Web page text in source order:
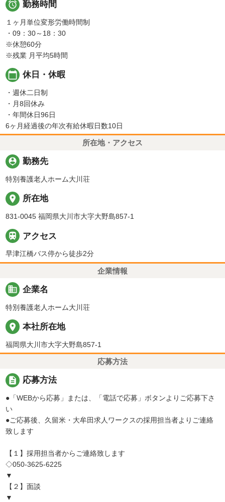
 勤務時間
１ヶ月単位変形労働時間制
・09：30～18：30
※休憩60分
※残業 月平均5時間
calendar_today 休日・休暇
・週休二日制
・月8回休み
・年間休日96日
6ヶ月経過後の年次有給休暇日数10日
所在地・アクセス
person_pin 勤務先
特別養護老人ホーム大川荘
place 所在地
831-0045 福岡県大川市大字大野島857-1
 アクセス
早津江橋バス停から徒歩2分
企業情報
business 企業名
特別養護老人ホーム大川荘
place 本社所在地
福岡県大川市大字大野島857-1
応募方法
description 応募方法
●「WEBから応募」または、「電話で応募」ボタンよりご応募下さ
い
●ご応募後、久留米・大牟田求人ワークスの採用担当者よりご連絡
致します
【１】採用担当者からご連絡致します
◇050-3625-6225
▼
【２】面談
▼